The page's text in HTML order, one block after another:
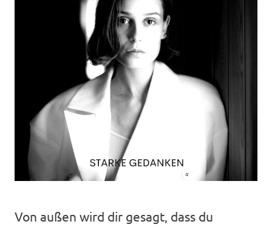
Von außen wird dir gesagt, dass du